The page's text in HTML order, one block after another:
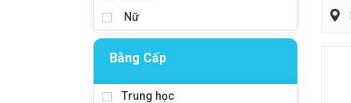
Nữ
Bằng Cấp
Trung học